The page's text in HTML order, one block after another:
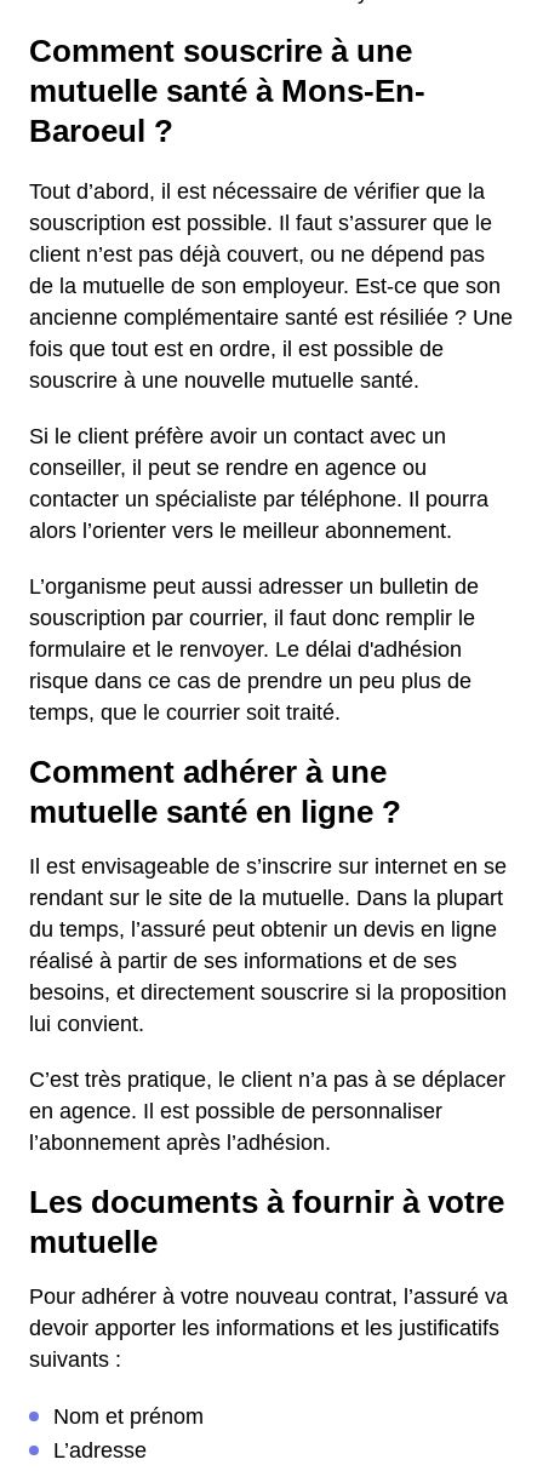
Comment souscrire à une
mutuelle santé à Mons-En-
Baroeul ?
Tout d’abord, il est nécessaire de vérifier que la
souscription est possible. Il faut s’assurer que le
client n’est pas déjà couvert, ou ne dépend pas
de la mutuelle de son employeur. Est-ce que son
ancienne complémentaire santé est résiliée ? Une
fois que tout est en ordre, il est possible de
souscrire à une nouvelle mutuelle santé.
Si le client préfère avoir un contact avec un
conseiller, il peut se rendre en agence ou
contacter un spécialiste par téléphone. Il pourra
alors l’orienter vers le meilleur abonnement.
L’organisme peut aussi adresser un bulletin de
souscription par courrier, il faut donc remplir le
formulaire et le renvoyer. Le délai d'adhésion
risque dans ce cas de prendre un peu plus de
temps, que le courrier soit traité.
Comment adhérer à une
mutuelle santé en ligne ?
Il est envisageable de s’inscrire sur internet en se
rendant sur le site de la mutuelle. Dans la plupart
du temps, l’assuré peut obtenir un devis en ligne
réalisé à partir de ses informations et de ses
besoins, et directement souscrire si la proposition
lui convient.
C’est très pratique, le client n’a pas à se déplacer
en agence. Il est possible de personnaliser
l’abonnement après l’adhésion.
Les documents à fournir à votre
mutuelle
Pour adhérer à votre nouveau contrat, l’assuré va
devoir apporter les informations et les justificatifs
suivants :
Nom et prénom
L’adresse